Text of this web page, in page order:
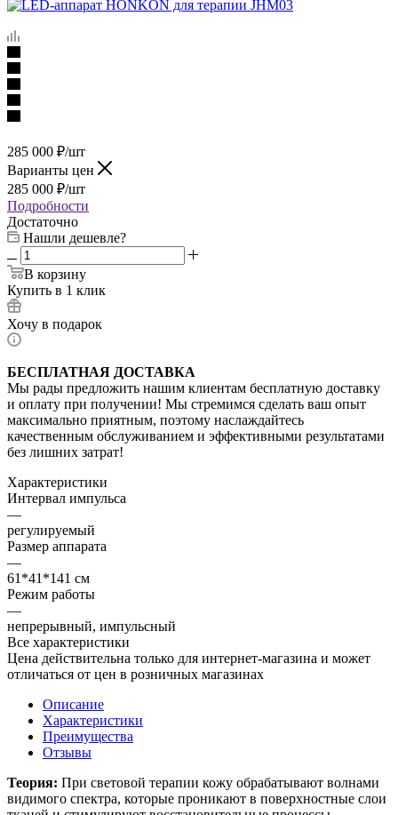
285 000 ₽/шт
Варианты цен
285 000 ₽/шт
Подробности
Достаточно
Нашли дешевле?
В корзину
Купить в 1 клик
Хочу в подарок
БЕСПЛАТНАЯ ДОСТАВКА
Мы рады предложить нашим клиентам бесплатную доставку
и оплату при получении! Мы стремимся сделать ваш опыт
максимально приятным, поэтому наслаждайтесь
качественным обслуживанием и эффективными результатами
без лишних затрат!
Характеристики
Интервал импульса
—
регулируемый
Размер аппарата
—
61*41*141 см
Режим работы
—
непрерывный, импульсный
Все характеристики
Цена действительна только для интернет-магазина и может
отличаться от цен в розничных магазинах
Описание
Характеристики
Преимущества
Отзывы
Теория: При световой терапии кожу обрабатывают волнами
видимого спектра, которые проникают в поверхностные слои